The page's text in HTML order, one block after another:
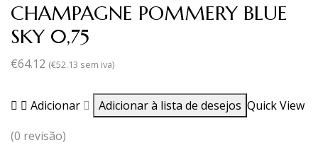
CHAMPAGNE POMMERY BLUE
SKY 0,75
€64.12 (€52.13 sem iva)
Adicionar Adicionar à lista de desejos Quick View
(0 revisão)